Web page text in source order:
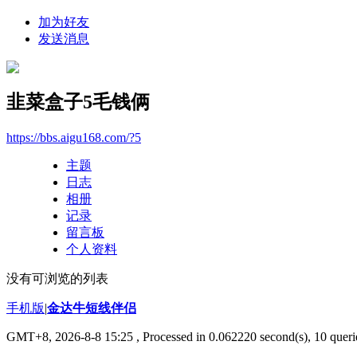
加为好友
发送消息
韭菜盒子5毛钱俩
https://bbs.aigu168.com/?5
主题
日志
相册
记录
留言板
个人资料
没有可浏览的列表
手机版|金达牛短线伴侣
GMT+8, 2026-8-8 15:25 , Processed in 0.062220 second(s), 10